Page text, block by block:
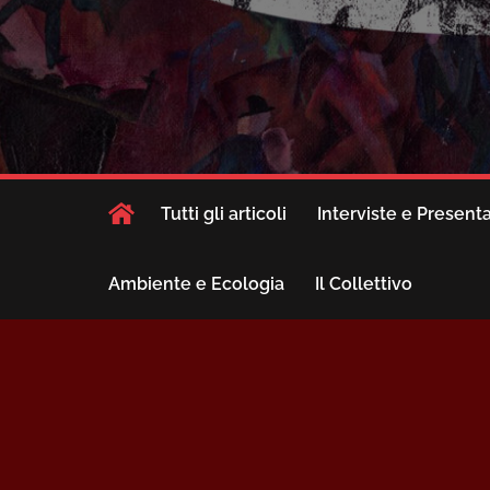
Tutti gli articoli Interviste e
Ambiente e Ecologia Il Collettivo